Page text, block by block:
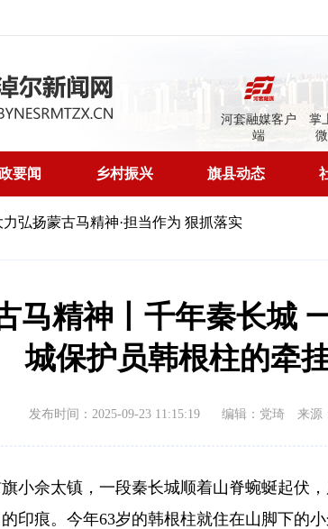
河套融媒客户
端
掌
要闻 乡村振兴 旗县动态
力弘扬蒙古马精神·担当作为 狠抓落实
马精神丨千年秦长城
城保护员韩根柱的牵
发布时间：2025-09-23 11:15:19 编辑：党琦 来源
小佘太镇，一段秦长城顺着山脊蜿蜒起伏
印痕。今年63岁的韩根柱就住在山脚下的